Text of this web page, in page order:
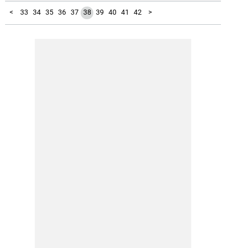
<
1
2
3
4
5
6
7
8
9
10
11
12
13
14
15
16
17
18
19
20
21
22
23
24
25
26
27
28
29
30
31
32 33 34 35 36 37 38 39 40 41 42
43 >